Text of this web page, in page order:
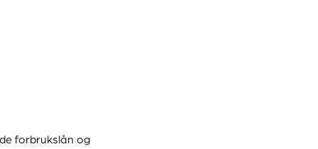
forbrukslån og